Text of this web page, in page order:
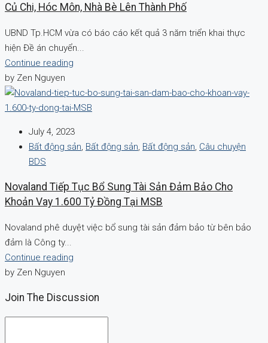
Củ Chi, Hóc Môn, Nhà Bè Lên Thành Phố
UBND Tp.HCM vừa có báo cáo kết quả 3 năm triển khai thực
hiện Đề án chuyển...
Continue reading
by Zen Nguyen
July 4, 2023
Bất động sản Bất động sản Bất động sản Câu chuyện
BDS
Novaland Tiếp Tục Bổ Sung Tài Sản Đảm Bảo Cho
Khoản Vay 1.600 Tỷ Đồng Tại MSB
Novaland phê duyệt việc bổ sung tài sản đảm bảo từ bên bảo
đảm là Công ty...
Continue reading
by Zen Nguyen
Join The Discussion